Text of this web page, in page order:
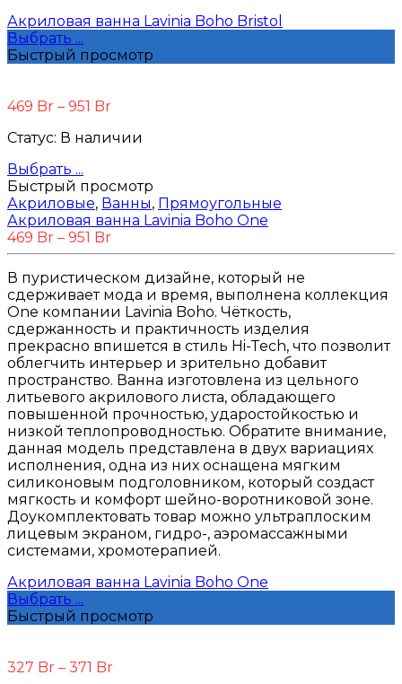
Акриловая ванна Lavinia Boho Bristol
Выбрать ...
Быстрый просмотр
469 Br – 951 Br
Статус: В наличии
Выбрать ...
Быстрый просмотр
Акриловые, Ванны, Прямоугольные
Акриловая ванна Lavinia Boho One
469 Br – 951 Br
В пуристическом дизайне, который не
сдерживает мода и время, выполнена коллекция
One компании Lavinia Boho. Чёткость,
сдержанность и практичность изделия
прекрасно впишется в стиль Hi-Tech, что позволит
облегчить интерьер и зрительно добавит
пространство. Ванна изготовлена из цельного
литьевого акрилового листа, обладающего
повышенной прочностью, ударостойкостью и
низкой теплопроводностью. Обратите внимание,
данная модель представлена в двух вариациях
исполнения, одна из них оснащена мягким
силиконовым подголовником, который создаст
мягкость и комфорт шейно-воротниковой зоне.
Доукомплектовать товар можно ультраплоским
лицевым экраном, гидро-, аэромассажными
системами, хромотерапией.
Акриловая ванна Lavinia Boho One
Выбрать ...
Быстрый просмотр
327 Br – 371 Br